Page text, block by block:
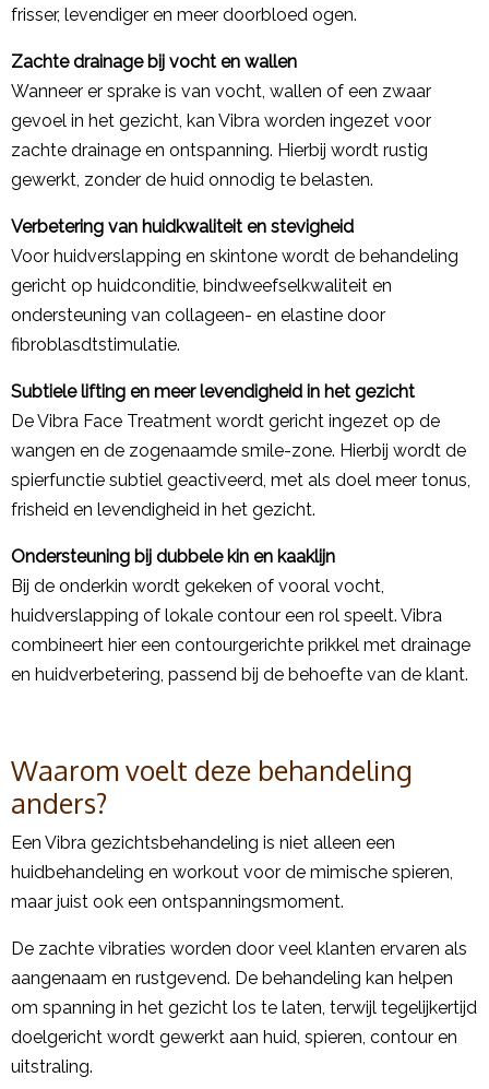
frisser, levendiger en meer doorbloed ogen.
Zachte drainage bij vocht en wallen
Wanneer er sprake is van vocht, wallen of een zwaar
gevoel in het gezicht, kan Vibra worden ingezet voor
zachte drainage en ontspanning. Hierbij wordt rustig
gewerkt, zonder de huid onnodig te belasten.
Verbetering van huidkwaliteit en stevigheid
Voor huidverslapping en skintone wordt de behandeling
gericht op huidconditie, bindweefselkwaliteit en
ondersteuning van collageen- en elastine door
fibroblasdtstimulatie.
Subtiele lifting en meer levendigheid in het gezicht
De Vibra Face Treatment wordt gericht ingezet op de
wangen en de zogenaamde smile-zone. Hierbij wordt de
spierfunctie subtiel geactiveerd, met als doel meer tonus,
frisheid en levendigheid in het gezicht.
Ondersteuning bij dubbele kin en kaaklijn
Bij de onderkin wordt gekeken of vooral vocht,
huidverslapping of lokale contour een rol speelt. Vibra
combineert hier een contourgerichte prikkel met drainage
en huidverbetering, passend bij de behoefte van de klant.
Waarom voelt deze behandeling
anders?
Een Vibra gezichtsbehandeling is niet alleen een
huidbehandeling en workout voor de mimische spieren,
maar juist ook een ontspanningsmoment.
De zachte vibraties worden door veel klanten ervaren als
aangenaam en rustgevend. De behandeling kan helpen
om spanning in het gezicht los te laten, terwijl tegelijkertijd
doelgericht wordt gewerkt aan huid, spieren, contour en
uitstraling.